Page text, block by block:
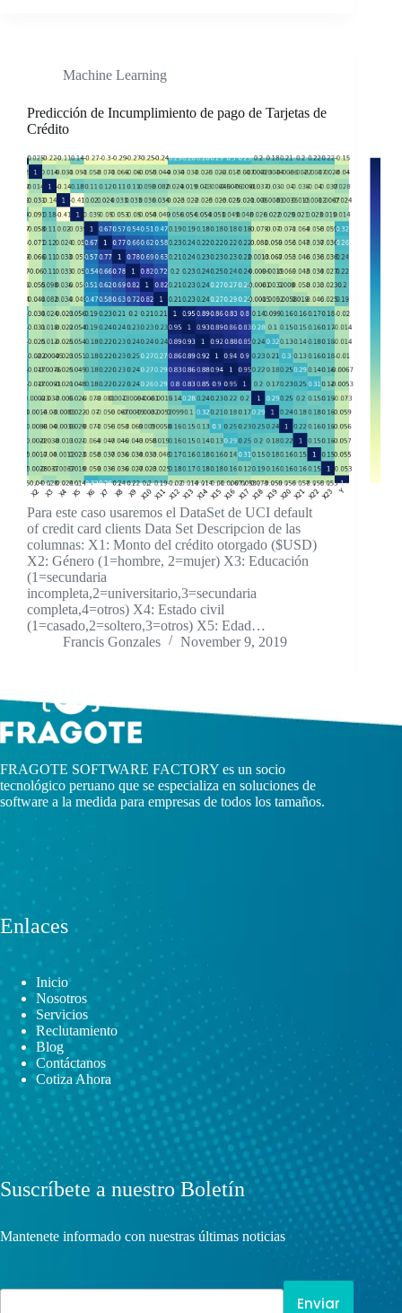
Machine Learning
Predicción de Incumplimiento de pago de Tarjetas de
Crédito
Para este caso usaremos el DataSet de UCI default
of credit card clients Data Set Descripcion de las
columnas: X1: Monto del crédito otorgado ($USD)
X2: Género (1=hombre, 2=mujer) X3: Educación
(1=secundaria
incompleta,2=universitario,3=secundaria
completa,4=otros) X4: Estado civil
(1=casado,2=soltero,3=otros) X5: Edad…
Francis Gonzales
November 9, 2019
FRAGOTE SOFTWARE FACTORY es un socio
tecnológico peruano que se especializa en soluciones de
software a la medida para empresas de todos los tamaños.
Enlaces
Inicio
Nosotros
Servicios
Reclutamiento
Blog
Contáctanos
Cotiza Ahora
Suscríbete a nuestro Boletín
Mantenete informado con nuestras últimas noticias
Enviar